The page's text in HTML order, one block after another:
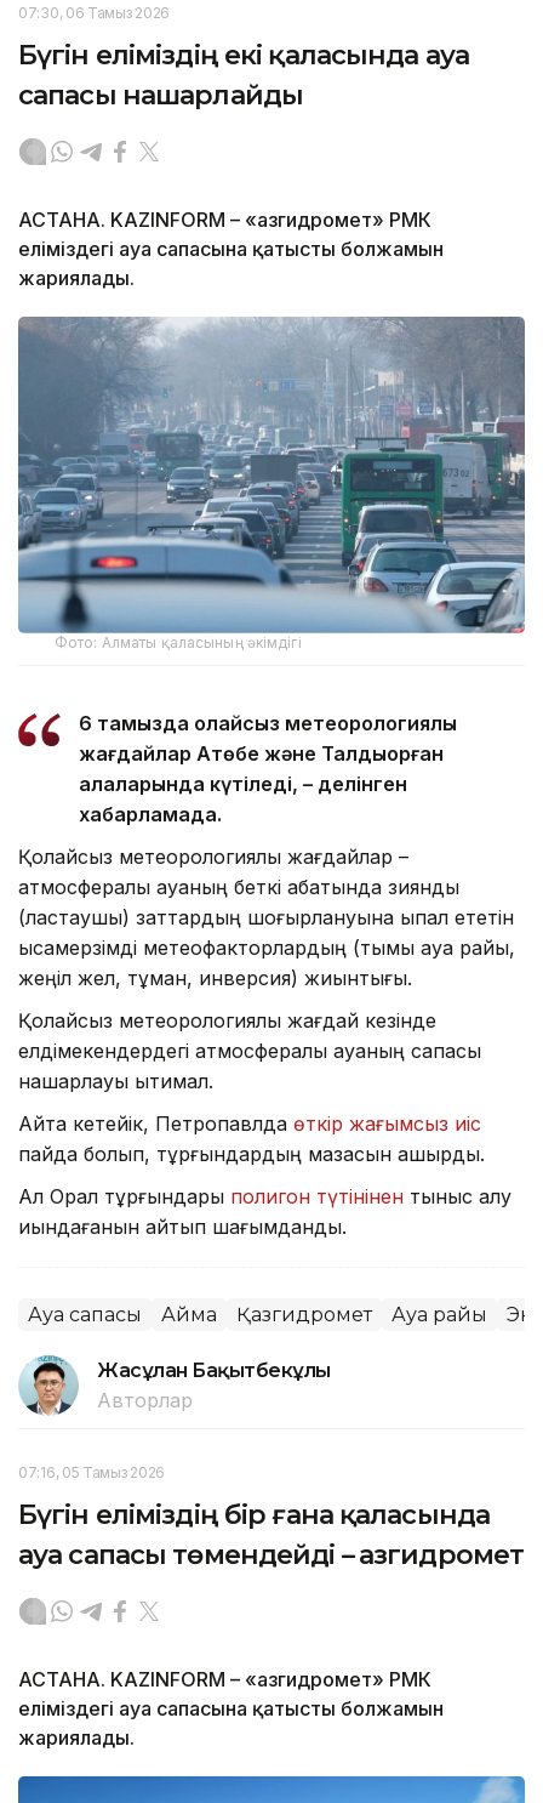
07:30, 06 Тамыз 2026
Бүгін еліміздің екі қаласында ауа
сапасы нашарлайды
АСТАНА. KAZINFORM – «Қазгидромет» РМК
еліміздегі ауа сапасына қатысты болжамын
жариялады.
Фото: Алматы қаласының әкімдігі
6 тамызда қолайсыз метеорологиялық
жағдайлар Ақтөбе және Талдықорған
қалаларында күтіледі, – делінген
хабарламада.
Қолайсыз метеорологиялық жағдайлар –
атмосфералық ауаның беткі қабатында зиянды
(ластаушы) заттардың шоғырлануына ықпал ететін
қысқамерзімді метеофакторлардың (тымық ауа райы,
жеңіл жел, тұман, инверсия) жиынтығы.
Қолайсыз метеорологиялық жағдай кезінде
елдімекендердегі атмосфералық ауаның сапасы
нашарлауы ықтимал.
Айта кетейік, Петропавлда өткір жағымсыз иіс
пайда болып, тұрғындардың мазасын қашырды.
Ал Орал тұрғындары полигон түтінінен тыныс алу
қиындағанын айтып шағымданды.
Ауа сапасы Аймақ Қазгидромет Ауа райы
Жасұлан Бақытбекұлы
Авторлар
07:16, 05 Тамыз 2026
Бүгін еліміздің бір ғана қаласында
ауа сапасы төмендейді – Қазгидромет
АСТАНА. KAZINFORM – «Қазгидромет» РМК
еліміздегі ауа сапасына қатысты болжамын
жариялады.